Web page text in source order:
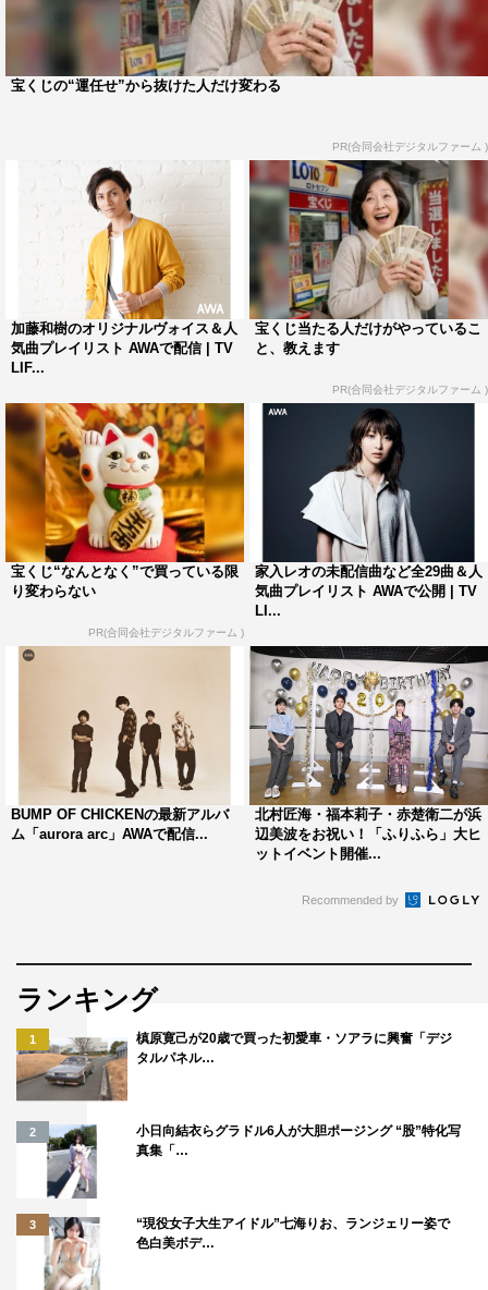
公開されたプレイリストには、声優を務める北村匠海、
松坂桃李、浜辺美波が映画への想いを語ったオリジナルボ
イスと、映画のシーンに合わせて書き下ろされた
dism「イエスタデイ」、Nulbarich「Lost Game」などが
収録されている。
『映画「HELLO WORLD」公開記念！映画を彩る、若き
才能たちの音楽。』
プレイリストURL：https://mf.awa.fm/2O9IBFJ
AWA：https://awa.fm/
映画「HELLO WORLD（ハロー・ワールド）」
9月20日（金）公開
監督：伊藤智彦
脚本：野崎まど
キャラクターデザイン：堀口悠紀子
アニメーション制作：グラフィニカ
声優：北村匠海、松坂桃李、浜辺美波
https://hello-world-movie.com
公式Twitter：@helloworld0920
©2019「HELLO WORLD」製作委員会
浜辺美波
宝くじの“運任せ”から抜けた人だけ変わる
PR(合同会社デジタルファーム )
加藤和樹のオリジナルヴォイス＆人
気曲プレイリスト AWAで配信 | TV
LIF...
宝くじ当たる人だけがやっているこ
と、教えます
PR(合同会社デジタルファーム )
宝くじ“なんとなく”で買っている限
り変わらない
PR(合同会社デジタルファーム )
家入レオの未配信曲など全29曲＆人
気曲プレイリスト AWAで公開 | TV
LI...
BUMP OF CHICKENの最新アルバ
ム「aurora arc」AWAで配信...
北村匠海・福本莉子・赤楚衛二が浜
辺美波をお祝い！「ふりふら」大ヒ
ットイベント開催...
Recommended by
ランキング
1
槙原寛己が20歳で買った初愛車・ソアラに興奮「デジ
タルパネル…
2
小日向結衣らグラドル6人が大胆ポージング “股”特化写
真集「…
3
“現役女子大生アイドル”七海りお、ランジェリー姿で
色白美ボデ…